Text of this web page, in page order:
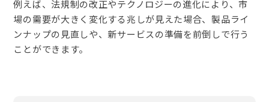
例えば、法規制の改正やテクノロジーの進化により、市
場の需要が大きく変化する兆しが見えた場合、製品ライ
ンナップの見直しや、新サービスの準備を前倒しで行う
ことができます。